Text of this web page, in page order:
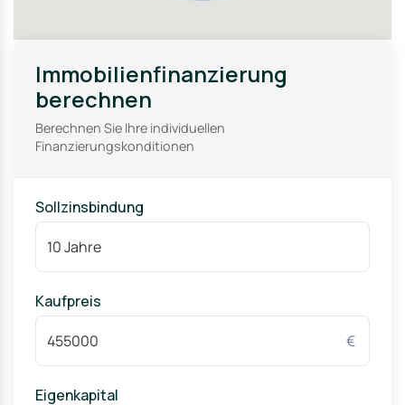
– ein klarer Standortvorteil sowohl für Eigennutzer als
Immobilienfinanzierung
berechnen
Berechnen Sie Ihre individuellen
Finanzierungskonditionen
Sollzinsbindung
Kaufpreis
€
Eigenkapital